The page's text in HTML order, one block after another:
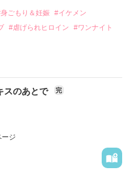
いと思っていた哲平に
た。
平は
っ直ぐに告げてきた。
気持ちを隠すことなく
カー被害に
案してきて――。
ごもり＆妊娠 #イケメン
#虐げられヒロイン
#ワンナイト
うまくいかなかった梅田美
ころ、日本人美青年と出会
となる。
ナイトした美青年と再会。
司にも関わらず、一族を離
内でも冷徹だと評判な社長
！
命じられた美桜は、猫の世
スのあとで 完
ージ